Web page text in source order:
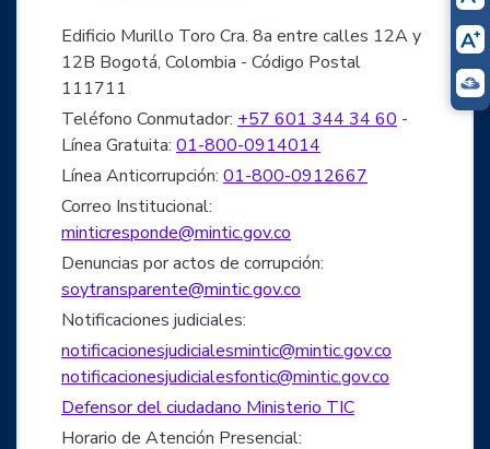
Edificio Murillo Toro Cra. 8a entre calles 12A y
12B Bogotá, Colombia - Código Postal
111711
Teléfono Conmutador: +57 601 344 34 60 -
Línea Gratuita: 01-800-0914014
Línea Anticorrupción: 01-800-0912667
Correo Institucional:
minticresponde@mintic.gov.co
Denuncias por actos de corrupción:
soytransparente@mintic.gov.co
Notificaciones judiciales:
notificacionesjudicialesmintic@mintic.gov.co
notificacionesjudicialesfontic@mintic.gov.co
Defensor del ciudadano Ministerio TIC
Horario de Atención Presencial: